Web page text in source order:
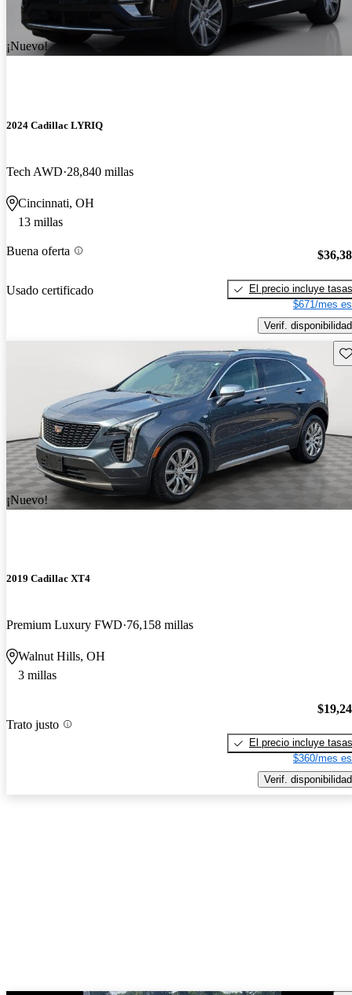
¡Nuevo!
2024 Cadillac LYRIQ
Tech AWD 28,840 millas
Cincinnati, OH
13 millas
Buena oferta
Usado certificado
El precio incluye tasas
$671/mes
Verif. disponibilidad
¡Nuevo!
2019 Cadillac XT4
Premium Luxury FWD 76,158 millas
Walnut Hills, OH
3 millas
Trato justo
El precio incluye tasas
$360/mes
Verif. disponibilidad